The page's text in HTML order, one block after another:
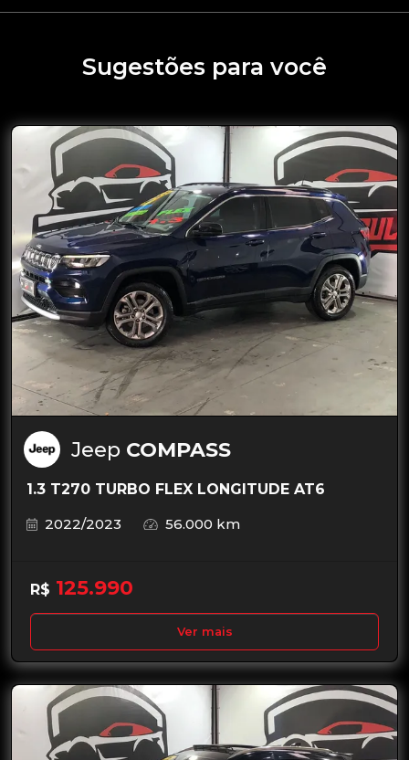
Sugestões para você
Jeep COMPASS
1.3 T270 TURBO FLEX LONGITUDE AT6
2022/2023
56.000 km
R$ 125.990
Ver mais